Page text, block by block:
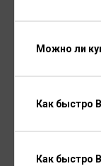
Можно ли
Как быстро
Как быстро